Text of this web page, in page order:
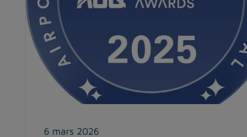
6 mars 2026